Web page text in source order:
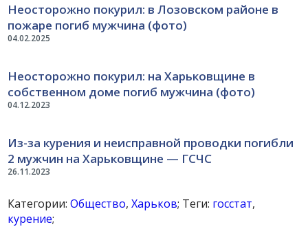
04.02.2025
Неосторожно покурил: в Лозовском районе в
пожаре погиб мужчина (фото)
04.12.2023
Неосторожно покурил: на Харьковщине в
собственном доме погиб мужчина (фото)
26.11.2023
Из-за курения и неисправной проводки погибли
2 мужчин на Харьковщине — ГСЧС
Категории:Общество,Харьков; Теги: госстат,
курение;